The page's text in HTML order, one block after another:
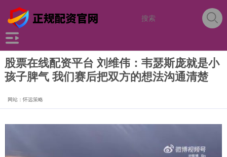
股票在线配资平台 刘维伟：韦瑟斯庞就是小
孩子脾气 我们赛后把双方的想法沟通清楚
网站：怀远策略